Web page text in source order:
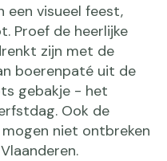
een visueel feest,
Proef de heerlijke
zijn met de
boerenpaté uit de
gebakje - het
Ook de
niet ontbreken